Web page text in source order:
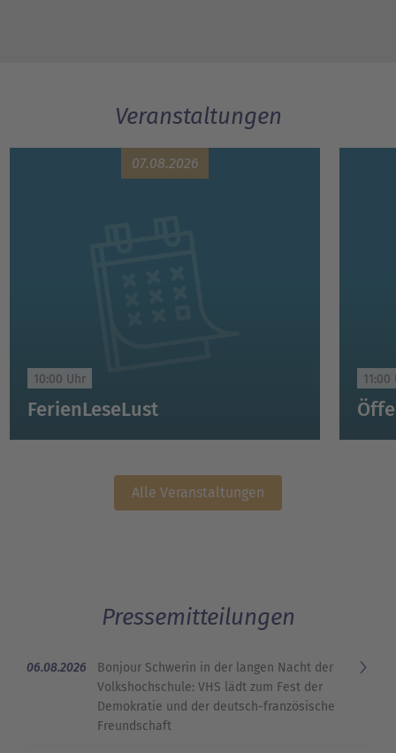
Veranstaltungen
07.08.2026
10:00 Uhr
FerienLeseLust
11:00
Alle Veranstaltungen
Pressemitteilungen
06.08.2026
Bonjour Schwerin in der langen Nacht der
Volkshochschule: VHS lädt zum Fest der
Demokratie und der deutsch-französische
Freundschaft